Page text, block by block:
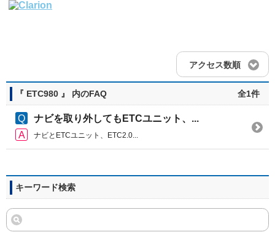
アクセス数順
『 ETC980 』 内のFAQ 全1件
ナビを取り外してもETCユニット、...
ナビとETCユニット、ETC2.0...
キーワード検索